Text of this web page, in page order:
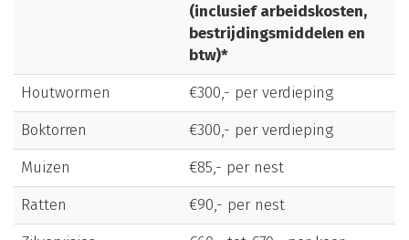
(inclusief arbeidskosten,
bestrijdingsmiddelen en
btw)*
Houtwormen
€300,- per verdieping
Boktorren
€300,- per verdieping
Muizen
€85,- per nest
Ratten
€90,- per nest